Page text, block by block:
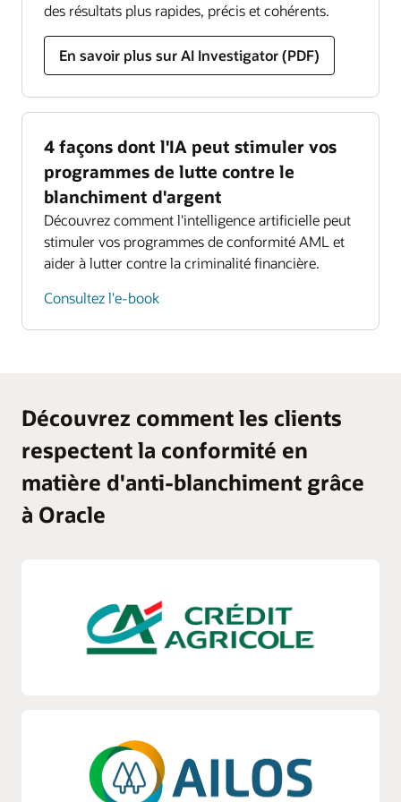
Surveillance de la conformité
Notre solution vous permet de mettre en œuvre
des évaluations holistiques des risques, d'exploiter
des informations basées sur les données et
basés sur les identités pour transformer les efforts
de conformité et aider à prévenir les échecs
coûteux.
Lire la fiche technique de Compliance
Management Monitor (PDF)
des résultats plus rapides, précis et cohérents.
En savoir plus sur AI Investigator (PDF)
4 façons dont l'IA peut stimuler vos
programmes de lutte contre le
blanchiment d'argent
Découvrez comment l'intelligence artificielle peut
stimuler vos programmes de conformité AML et
aider à lutter contre la criminalité financière.
Consultez l'e-book
Découvrez comment les clients
respectent la conformité en
matière d'anti-blanchiment grâce
à Oracle